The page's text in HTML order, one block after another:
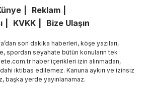
Reklam
KVKK Bize Ulaşın
son dakika haberleri, köşe yazıları,
spordan seyahate bütün konuların tek
haber içerikleri izin alınmadan,
iktibas edilemez. Kanuna aykırı ve izinsiz
başka yerde yayınlanamaz.